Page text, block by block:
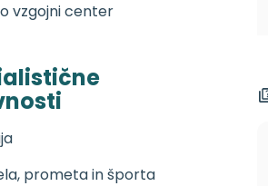
vzgojni center
prometa in športa